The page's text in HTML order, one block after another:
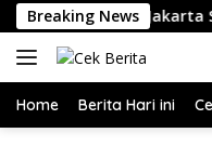
Langsung
ke
konten
Breaking News
di Jakarta Selatan
Home Berita Hari ini